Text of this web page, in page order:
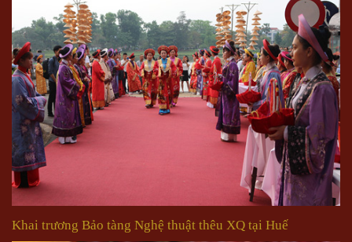
Khai trương Bảo tàng Nghệ thuật thêu XQ tại Huế